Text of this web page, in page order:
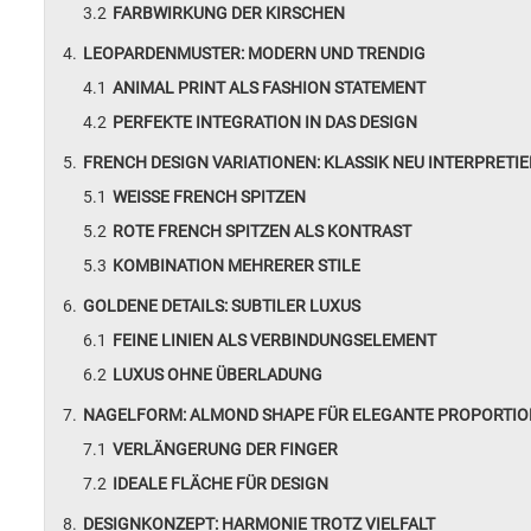
FARBWIRKUNG DER KIRSCHEN
LEOPARDENMUSTER: MODERN UND TRENDIG
ANIMAL PRINT ALS FASHION STATEMENT
PERFEKTE INTEGRATION IN DAS DESIGN
FRENCH DESIGN VARIATIONEN: KLASSIK NEU
WEISSE FRENCH SPITZEN
ROTE FRENCH SPITZEN ALS KONTRAST
KOMBINATION MEHRERER STILE
GOLDENE DETAILS: SUBTILER LUXUS
FEINE LINIEN ALS VERBINDUNGSELEMENT
LUXUS OHNE ÜBERLADUNG
NAGELFORM: ALMOND SHAPE FÜR ELEGANTE
VERLÄNGERUNG DER FINGER
IDEALE FLÄCHE FÜR DESIGN
DESIGNKONZEPT: HARMONIE TROTZ VIELFALT